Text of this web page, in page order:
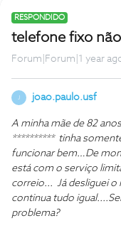
RESPONDIDO
telefone fixo
Forum|Forum|1 year
joao.paulo.usf
A minha mãe de 82
********** tinha
funcionar bem…De
está com o serviço
correio... Já desliguei
continua tudo igual....
problema?